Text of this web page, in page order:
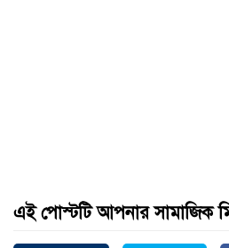
এই পোস্টটি আপনার সামাজিক